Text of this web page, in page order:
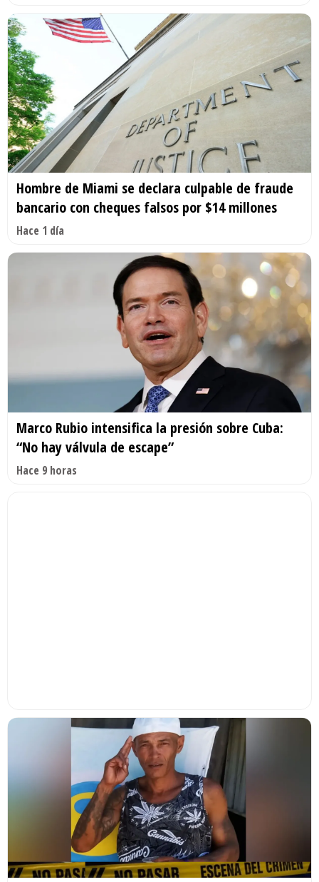
Hombre de Miami se declara culpable de fraude
bancario con cheques falsos por $14 millones
Hace 1 día
Marco Rubio intensifica la presión sobre Cuba:
“No hay válvula de escape”
Hace 9 horas